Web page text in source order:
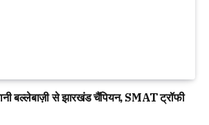
बल्लेबाज़ी से झारखंड चैंपियन, SMAT ट्रॉफी